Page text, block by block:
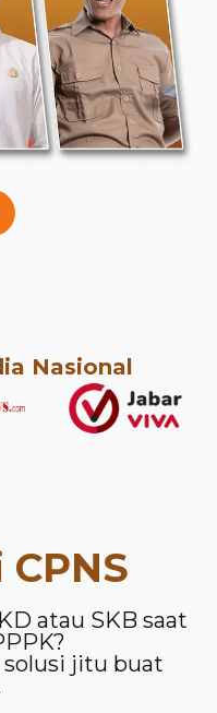
Nasional
atau SKB saat
solusi jitu buat